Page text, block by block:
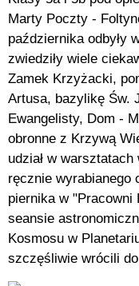
Marty Poczty -
października odbyły
zwiedziły wiele
Zamek Krzyżacki,
Artusa, bazylikę Św.
Ewangelisty, Dom -
obronne z Krzywą
udział w
ręcznie wyrabianego
piernika w "Pracowni
seansie
Kosmosu w
szczęśliwie wrócili